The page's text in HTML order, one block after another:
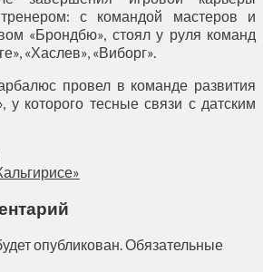
с командой мастеров и
«Брондбю», стоял у руля команд
«Хаслев», «Виборг».
провел в команде развития
у которого тесные связи с датским
опубликован.Обязательные